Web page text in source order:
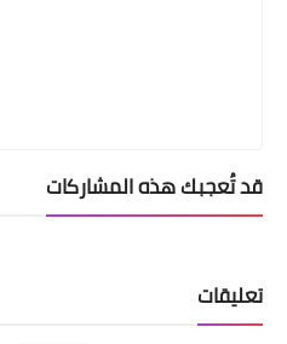
قد تُعجبك هذه المشاركات
تعليقات